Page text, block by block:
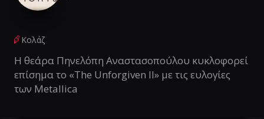
Κολάζ
Η θεάρα Πηνελόπη Αναστασοπούλου κυκλοφορεί
επίσημα το «The Unforgiven II» με τις ευλογίες
των Metallica